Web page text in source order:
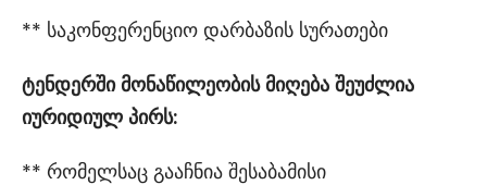
** საკონფერენციო დარბაზის სურათები
ტენდერში მონაწილეობის მიღება შეუძლია
იურიდიულ პირს:
** რომელსაც გააჩნია შესაბამისი